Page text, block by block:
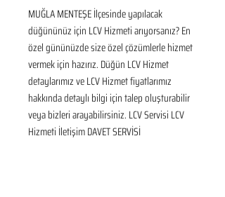
MUĞLA MENTEŞE İlçesinde yapılacak
düğününüz için LCV Hizmeti arıyorsanız? En
özel gününüzde size özel çözümlerle hizmet
vermek için hazırız. Düğün LCV Hizmet
detaylarımız ve LCV Hizmet fiyatlarımız
hakkında detaylı bilgi için talep oluşturabilir
veya bizleri arayabilirsiniz. LCV Servisi LCV
Hizmeti İletişim DAVET SERVİSİ